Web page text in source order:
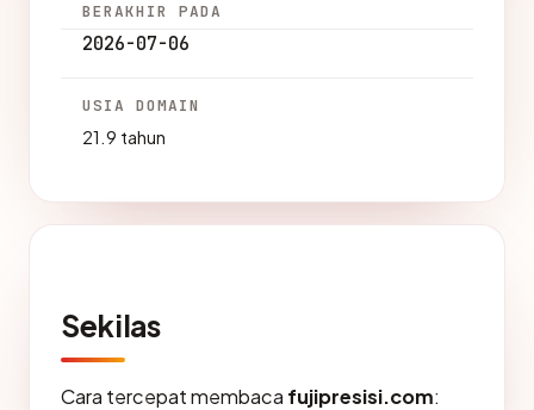
BERAKHIR PADA
2026-07-06
USIA DOMAIN
21.9 tahun
Sekilas
Cara tercepat membaca fujipresisi.com: